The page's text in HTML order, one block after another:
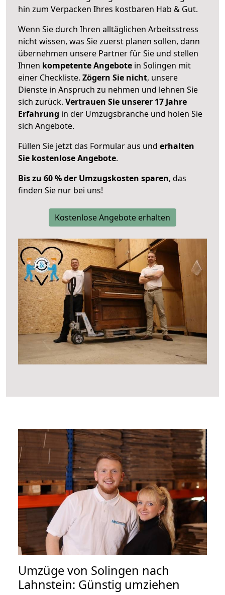
hin zum Verpacken Ihres kostbaren Hab & Gut.
Wenn Sie durch Ihren alltäglichen Arbeitsstress
nicht wissen, was Sie zuerst planen sollen, dann
übernehmen unsere Partner für Sie und stellen
Ihnen kompetente Angebote in Solingen mit
einer Checkliste. Zögern Sie nicht, unsere
Dienste in Anspruch zu nehmen und lehnen Sie
sich zurück. Vertrauen Sie unserer 17 Jahre
Erfahrung in der Umzugsbranche und holen Sie
sich Angebote.
Füllen Sie jetzt das Formular aus und erhalten
Sie kostenlose Angebote.
Bis zu 60 % der Umzugskosten sparen, das
finden Sie nur bei uns!
Kostenlose Angebote erhalten
Umzüge von Solingen nach
Lahnstein: Günstig umziehen